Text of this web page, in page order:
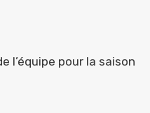
l’équipe pour la saison